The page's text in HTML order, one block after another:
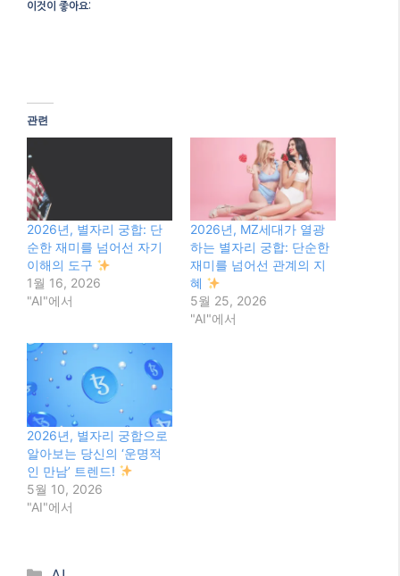
이것이 좋아요:
관련
2026년, 별자리 궁합: 단
순한 재미를 넘어선 자기
이해의 도구
1월 16, 2026
"AI"에서
2026년, MZ세대가 열광
하는 별자리 궁합: 단순한
재미를 넘어선 관계의 지
혜
5월 25, 2026
"AI"에서
2026년, 별자리 궁합으로
알아보는 당신의 ‘운명적
인 만남’ 트렌드!
5월 10, 2026
"AI"에서
Categories